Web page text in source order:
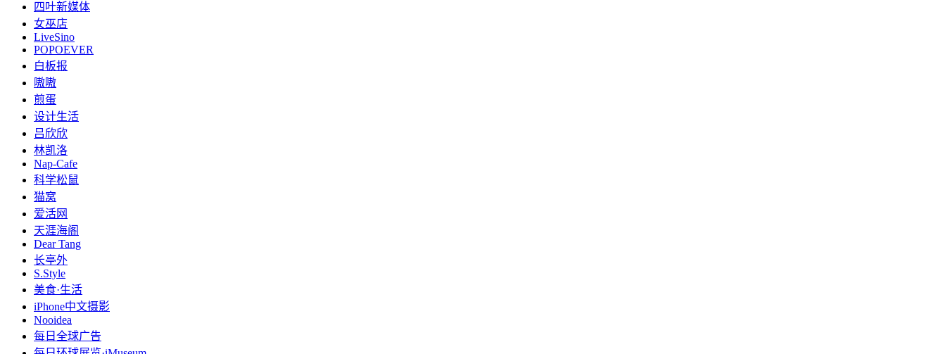
四叶新媒体
女巫店
LiveSino
POPOEVER
白板报
嗷嗷
煎蛋
设计生活
吕欣欣
林凯洛
Nap-Cafe
科学松鼠
猫窝
爱活网
天涯海阁
Dear Tang
长亭外
S.Style
美食·生活
iPhone中文摄影
Nooidea
每日全球广告